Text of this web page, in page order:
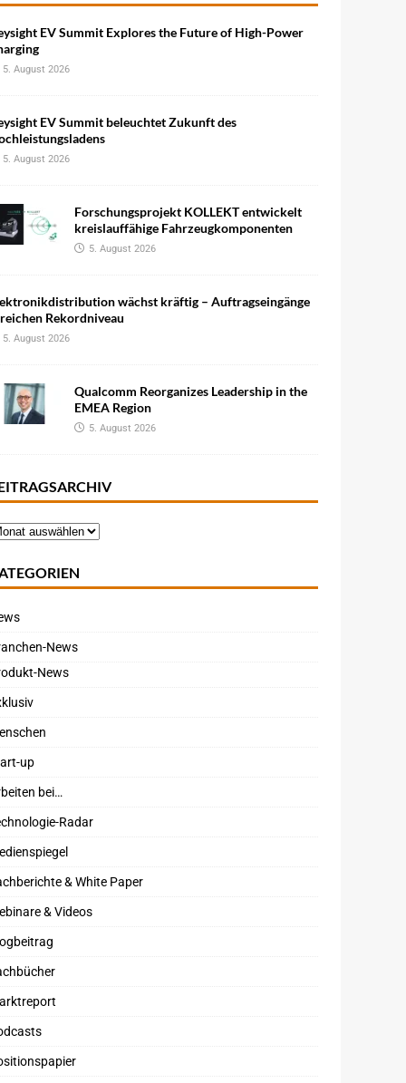
EV Summit Explores the Future of High-Power
5. August 2026
EV Summit beleuchtet Zukunft des
5. August 2026
Forschungsprojekt KOLLEKT entwickelt
kreislauffähige Fahrzeugkomponenten
5. August 2026
wächst kräftig – Auftragseingänge
Rekordniveau
5. August 2026
Qualcomm Reorganizes Leadership in the
EMEA Region
5. August 2026
News
News
up
bei…
Radar
& White Paper
& Videos